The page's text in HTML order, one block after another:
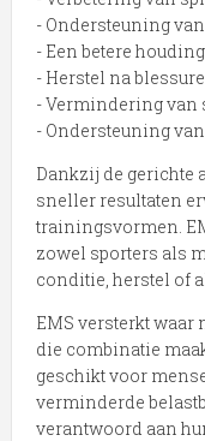
- Ondersteuning
- Een betere
- Herstel na
- Vermindering van
- Ondersteuning
Dankzij de gerichte
sneller resultaten
trainingsvormen.
zowel sporters als
conditie, herstel of
EMS versterkt waar
die combinatie
geschikt voor
verminderde
verantwoord aan